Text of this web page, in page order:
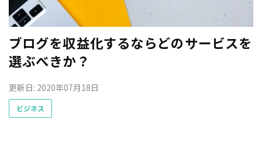
ブログを収益化するならどのサービスを
選ぶべきか？
更新日: 2020年07月18日
ビジネス